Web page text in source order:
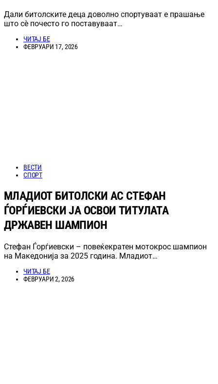
Дали битолските деца доволно спортуваат е прашање
што сè почесто го поставуваат…
ЧИТАЈ БЕ
ФЕВРУАРИ 17, 2026
ВЕСТИ
СПОРТ
МЛАДИОТ БИТОЛСКИ АС СТЕФАН
ЃОРЃИЕВСКИ ЈА ОСВОИ ТИТУЛАТА
ДРЖАВЕН ШАМПИОН
Стефан Ѓорѓиевски – повеќекратен мотокрос шампион
на Македонија за 2025 година. Младиот…
ЧИТАЈ БЕ
ФЕВРУАРИ 2, 2026